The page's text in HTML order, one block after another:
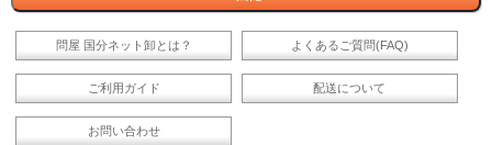
問屋 国分ネット卸とは？ よくあるご質問(FAQ)
ご利用ガイド 配送について
お問い合わせ